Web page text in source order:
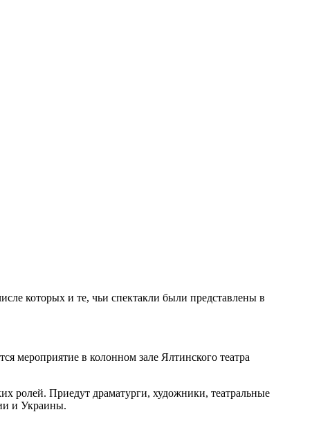
которых и те, чьи спектакли были представлены в
мероприятие в колонном зале Ялтинского театра
ролей. Приедут драматурги, художники, театральные
и Украины.